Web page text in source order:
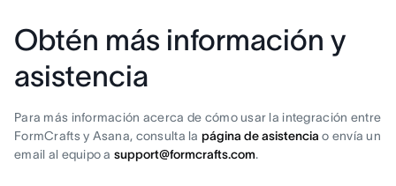
Obtén más información y
asistencia
Para más información acerca de cómo usar la integración entre
FormCrafts y Asana, consulta la página de asistencia o envía un
email al equipo asupport@formcrafts.com.